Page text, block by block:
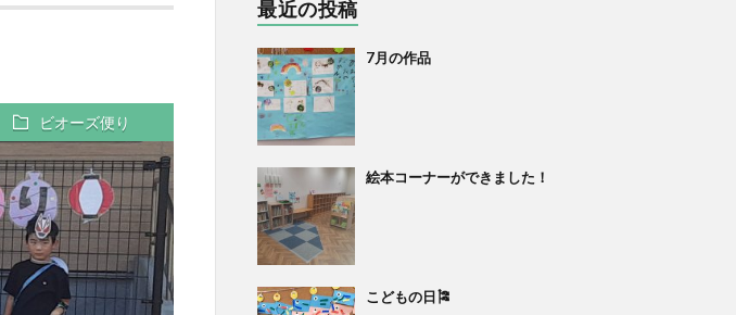
ビオーズ便り
最近の投稿
7月の作品
絵本コーナーができました！
こどもの日🎏